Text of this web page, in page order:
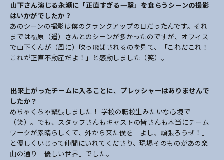
――山下さん演じる永瀬に「正直すぎる一撃」を食らうシーンの撮影
はいかがでしたか？
あのシーンの撮影は僕のクランクアップの日だったんです。それ
までは福原（遥）さんとのシーンが多かったのですが、オフィス
で山下くんが（風に）吹っ飛ばされるのを見て、「これだこれ！
これが正直不動産だよ！」と感動しました（笑）。
――出来上がったチームに入ることに、プレッシャーはありませんで
したか？
めちゃくちゃ緊張しました！ 学校の転校生みたいな心境で
（笑）。でも、スタッフさんもキャストの皆さんも本当にチーム
ワークが素晴らしくて、外から来た僕を「よし、頑張ろうぜ！」
と優しくいじって仲間にいれてくださり、現場そのものがあの楽
曲の通り「優しい世界」でした。